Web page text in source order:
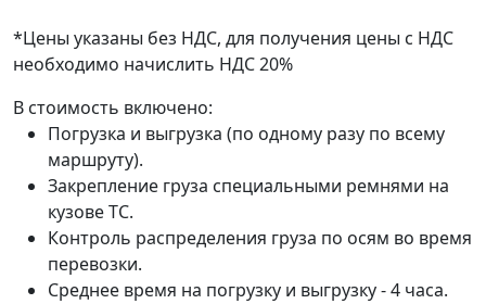
*Цены указаны без НДС, для получения цены с НДС
необходимо начислить НДС 20%
В стоимость включено:
Погрузка и выгрузка (по одному разу по всему
маршруту).
Закрепление груза специальными ремнями на
кузове ТС.
Контроль распределения груза по осям во время
перевозки.
Среднее время на погрузку и выгрузку - 4 часа.